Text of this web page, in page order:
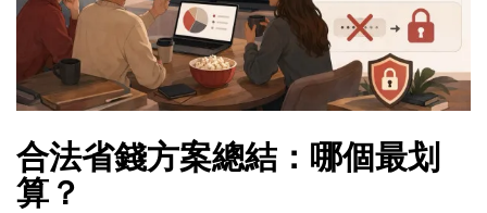
合法省錢方案總結：哪個最划
算？